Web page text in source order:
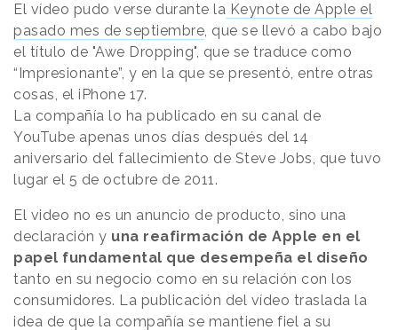
El vídeo pudo verse durante la Keynote de Apple el
pasado mes de septiembre, que se llevó a cabo bajo
el título de "Awe Dropping", que se traduce como
“Impresionante”, y en la que se presentó, entre otras
cosas, el iPhone 17.
La compañía lo ha publicado en su canal de
YouTube apenas unos días después del 14
aniversario del fallecimiento de Steve Jobs, que tuvo
lugar el 5 de octubre de 2011.
El video no es un anuncio de producto, sino una
declaración y una reafirmación de Apple en el
papel fundamental que desempeña el diseño
tanto en su negocio como en su relación con los
consumidores. La publicación del vídeo traslada la
idea de que la compañía se mantiene fiel a su